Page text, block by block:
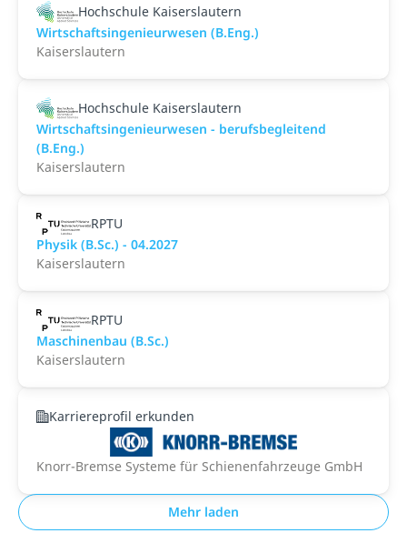
Hochschule Kaiserslautern
Wirtschaftsingenieurwesen (B.Eng.)
Kaiserslautern
Hochschule Kaiserslautern
Wirtschaftsingenieurwesen - berufsbegleitend
(B.Eng.)
Kaiserslautern
RPTU
Physik (B.Sc.) - 04.2027
Kaiserslautern
RPTU
Maschinenbau (B.Sc.)
Kaiserslautern
Karriereprofil erkunden
Knorr-Bremse Systeme für Schienenfahrzeuge GmbH
Mehr laden